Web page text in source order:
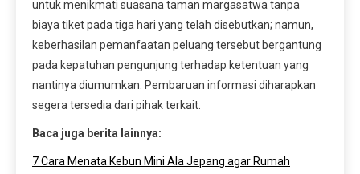
untuk menikmati suasana taman margasatwa tanpa
biaya tiket pada tiga hari yang telah disebutkan; namun,
keberhasilan pemanfaatan peluang tersebut bergantung
pada kepatuhan pengunjung terhadap ketentuan yang
nantinya diumumkan. Pembaruan informasi diharapkan
segera tersedia dari pihak terkait.
Baca juga berita lainnya:
7 Cara Menata Kebun Mini Ala Jepang agar Rumah